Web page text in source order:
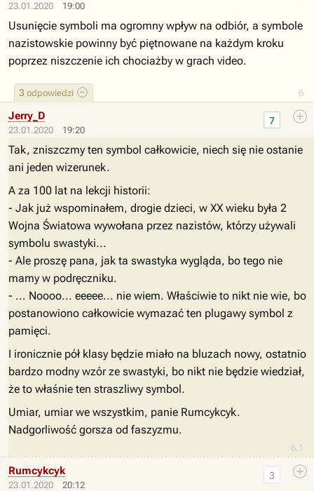
23.01.2020 19:00
6
3 odpowiedzi
Usunięcie symboli ma ogromny wpływ na odbiór, a symbole
nazistowskie powinny być piętnowane na każdym kroku
poprzez niszczenie ich chociażby w grach video.
23.01.2020 19:20
6.1
7
Jerry_D
Tak, zniszczmy ten symbol całkowicie, niech się nie ostanie
ani jeden wizerunek.
A za 100 lat na lekcji historii:
- Jak już wspominałem, drogie dzieci, w XX wieku była 2
Wojna Światowa wywołana przez nazistów, którzy używali
symbolu swastyki...
- Ale proszę pana, jak ta swastyka wygląda, bo tego nie
mamy w podręczniku.
- ... Noooo... eeeee... nie wiem. Właściwie to nikt nie wie, bo
postanowiono całkowicie wymazać ten plugawy symbol z
pamięci.
I ironicznie pół klasy będzie miało na bluzach nowy, ostatnio
bardzo modny wzór ze swastyki, bo nikt nie będzie wiedział,
że to właśnie ten straszliwy symbol.
Umiar, umiar we wszystkim, panie Rumcykcyk.
Nadgorliwość gorsza od faszyzmu.
23.01.2020 20:12
3
Rumcykcyk